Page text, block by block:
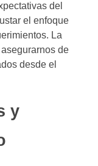
del
el enfoque
La
de
desde el
y